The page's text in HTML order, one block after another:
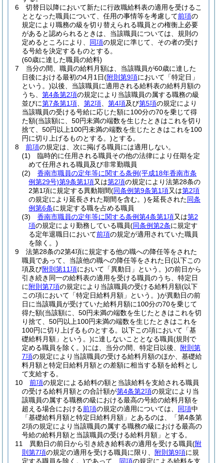
6
切替日以降において新たに行政職給料表の適用を受けるこ
ととなった職員について、任用の事情等を考慮して前項の
規定により職務の級を切り替えられる職員との権衡上必要
があると認められるときは、当該職員については、規則の
定めるところにより、 同項の規定に準じて、その者の受け
る号給を決定するものとする。
(60歳に達した職員の給料)
7
当分の間、職員の給料月額は、当該職員が60歳に達した
日後における最初の4月1日(附則第9項において「特定日」
という。)以後、当該職員に適用される給料表の給料月額の
うち、 第4条第2項の規定により当該職員の属する職務の級
並びに第7条第1項 第2項 第4項及び第5項の規定により
当該職員の受ける号給に応じた額に100分の70を乗じて得
た額(当該額に、50円未満の端数を生じたときはこれを切り
捨て、50円以上100円未満の端数を生じたときはこれを100
円に切り上げるものとする。)とする。
8
前項の規定は、次に掲げる職員には適用しない。
(1)
臨時的に任用される職員その他の法律により任期を定
めて任用される職員及び非常勤職員
(2)
香南市職員の定年等に関する条例(平成18年香南市条
例第29号)第9条第1項又は第2項の規定により法第28条の
2第1項に規定する異動期間(同条例第9条第1項又は第2項
の規定により延長された期間を含む。)を延長された同条
例第6条に規定する職を占める職員
(3)
香南市職員の定年等に関する条例第4条第1項又は第2
項の規定により勤務している職員(同条例第2条に規定す
る定年退職日において前項の規定が適用されていた職員
を除く。)
9
法第28条の2第4項に規定する他の職への降任等をされた
職員であって、当該他の職への降任等をされた日(以下この
項及び附則第11項において「異動日」という。)の前日から
引き続き同一の給料表の適用を受ける職員のうち、特定日
に 附則第7項の規定により当該職員の受ける給料月額(以下
この項において「特定日給料月額」という。)が異動日の前
日に当該職員が受けていた給料月額に100分の70を乗じて
得た額(当該額に、50円未満の端数を生じたときはこれを切
り捨て、50円以上100円未満の端数を生じたときはこれを
100円に切り上げるものとする。以下この項において「基
礎給料月額」という。)に達しないこととなる職員(規則で
定める職員を除く。)には、当分の間、特定日以後、
附則第
7項の規定により当該職員の受ける給料月額のほか、基礎給
料月額と特定日給料月額との差額に相当する額を給料とし
て支給する。
10
前項の規定による給料の額と当該給料を支給される職員
の受ける給料月額との合計額が第4条第2項の規定により当
該職員の属する職務の級における最高の号給の給料月額を
超える場合における前項の規定の適用については、 同項中
「基礎給料月額と特定日給料月額」とあるのは、「第4条第
2項の規定により当該職員の属する職務の級における最高の
号給の給料月額と当該職員の受ける給料月額」とする。
11
異動日の前日から引き続き給料表の適用を受ける職員(附
則第7項の規定の適用を受ける職員に限り、 附則第9項に規
定する職員を除く。)であって、 同項の規定による給料を支